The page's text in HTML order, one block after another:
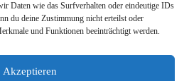
Daten wie das Surfverhalten oder eindeutige IDs
du deine Zustimmung nicht erteilst oder
und Funktionen beeinträchtigt werden.
Akzeptieren